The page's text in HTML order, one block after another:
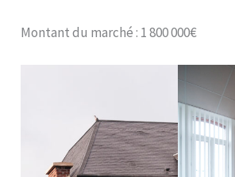
Montant du marché : 1 800 000€